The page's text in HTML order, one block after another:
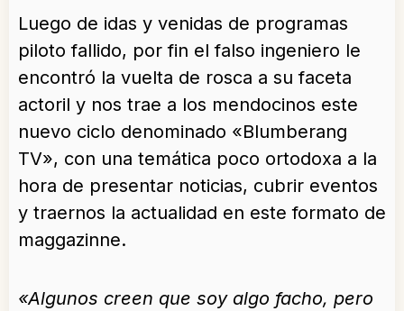
Luego de idas y venidas de programas
piloto fallido, por fin el falso ingeniero le
encontró la vuelta de rosca a su faceta
actoril y nos trae a los mendocinos este
nuevo ciclo denominado «Blumberang
TV», con una temática poco ortodoxa a la
hora de presentar noticias, cubrir eventos
y traernos la actualidad en este formato de
maggazinne.
«Algunos creen que soy algo facho, pero